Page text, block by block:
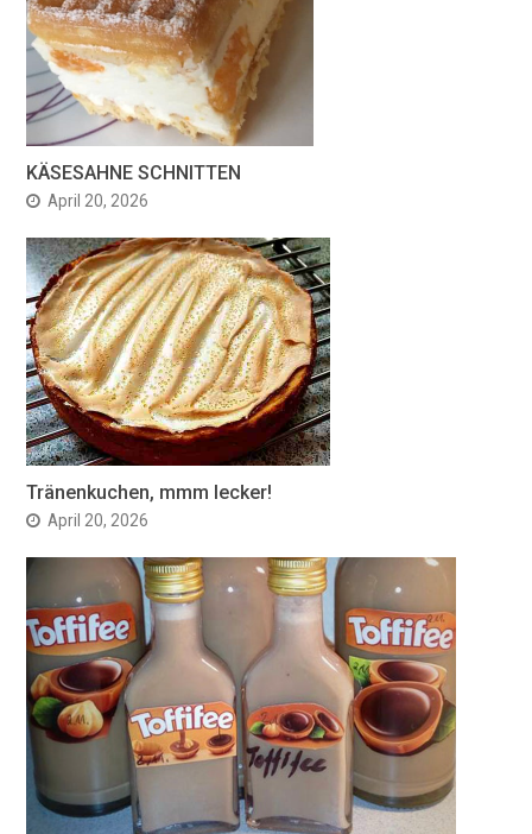
KÄSESAHNE SCHNITTEN
April 20, 2026
Tränenkuchen, mmm lecker!
April 20, 2026